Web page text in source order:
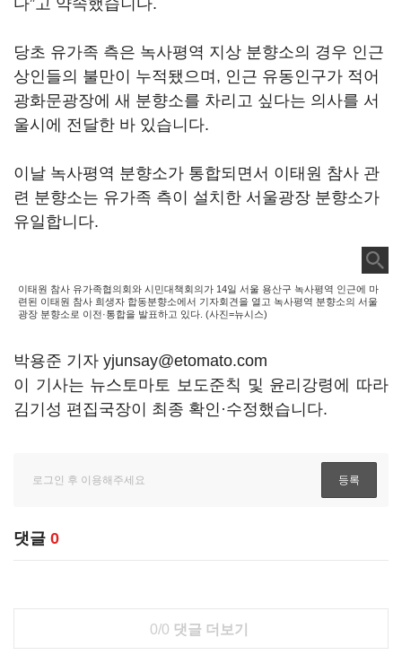
다”고 약속했습니다.
당초 유가족 측은 녹사평역 지상 분향소의 경우 인근
상인들의 불만이 누적됐으며, 인근 유동인구가 적어
광화문광장에 새 분향소를 차리고 싶다는 의사를 서
울시에 전달한 바 있습니다.
이날 녹사평역 분향소가 통합되면서 이태원 참사 관
련 분향소는 유가족 측이 설치한 서울광장 분향소가
유일합니다.
이태원 참사 유가족협의회와 시민대책회의가 14일 서울 용산구 녹사평역 인근에 마
련된 이태원 참사 희생자 합동분향소에서 기자회견을 열고 녹사평역 분향소의 서울
광장 분향소로 이전·통합을 발표하고 있다. (사진=뉴시스)
박용준 기자 yjunsay@etomato.com
이 기사는 뉴스토마토 보도준칙 및 윤리강령에 따라
김기성 편집국장이 최종 확인·수정했습니다.
댓글 0
0/0 댓글 더보기